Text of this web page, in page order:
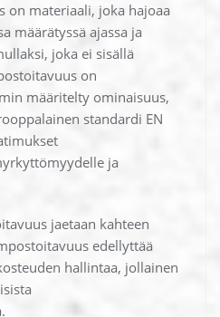
on materiaali, joka hajoaa
määrätyssä ajassa ja
joka ei sisällä
on
määritelty ominaisuus,
standardi EN
ja
jaetaan kahteen
edellyttää
hallintaa, jollainen